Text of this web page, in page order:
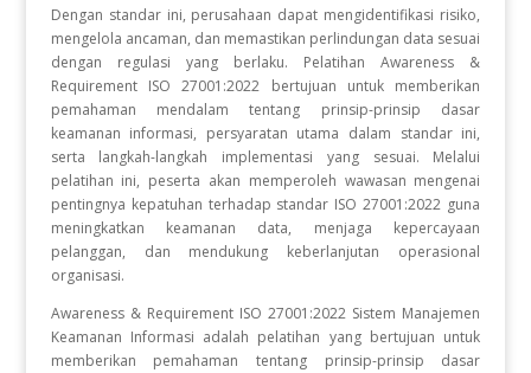
Dengan standar ini, perusahaan dapat mengidentifikasi risiko,
mengelola ancaman, dan memastikan perlindungan data sesuai
dengan regulasi yang berlaku. Pelatihan Awareness &
Requirement ISO 27001:2022 bertujuan untuk memberikan
pemahaman mendalam tentang prinsip-prinsip dasar
keamanan informasi, persyaratan utama dalam standar ini,
serta langkah-langkah implementasi yang sesuai. Melalui
pelatihan ini, peserta akan memperoleh wawasan mengenai
pentingnya kepatuhan terhadap standar ISO 27001:2022 guna
meningkatkan keamanan data, menjaga kepercayaan
pelanggan, dan mendukung keberlanjutan operasional
organisasi.
Awareness & Requirement ISO 27001:2022 Sistem Manajemen
Keamanan Informasi adalah pelatihan yang bertujuan untuk
memberikan pemahaman tentang prinsip-prinsip dasar